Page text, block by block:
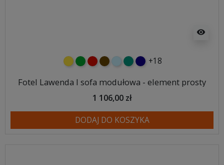
visibility
żółtyzielonyczerwony
czekoladowy
błękitnyturkusowy
granatowy
+18
Fotel Lawenda I sofa modułowa - element prosty
1 106,00 zł
DODAJ DO KOSZYKA